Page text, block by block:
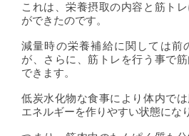
これは、栄養摂取の内容と筋ト
ができたのです。
減量時の栄養補給に関しては前
が、さらに、筋トレを行う事で
できます。
低炭水化物な食事により体内で
エネルギーを作りやすい状態にな